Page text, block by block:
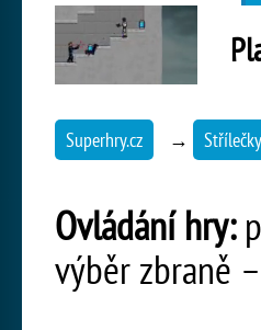
Superhry.cz → Střílečky
Ovládání hry:
výběr zbraně